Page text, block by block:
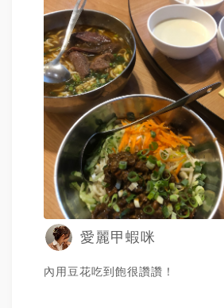
愛麗甲蝦咪
內用豆花吃到飽很讚讚！